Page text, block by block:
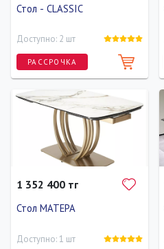
Стол - CLASSIC
Доступно: 2 шт
РАССРОЧКА
Ширина Высота
80 см 90 см
1 352 400 тг
Стол МАТЕРА
Доступно: 1 шт